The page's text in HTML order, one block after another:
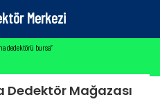
Merkezi
dedektörü bursa”
Dedektör Mağazası